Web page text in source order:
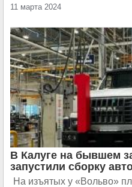
11 марта 2024
В Калуге на бывшем
запустили сборку
На изъятых у «Вольво»